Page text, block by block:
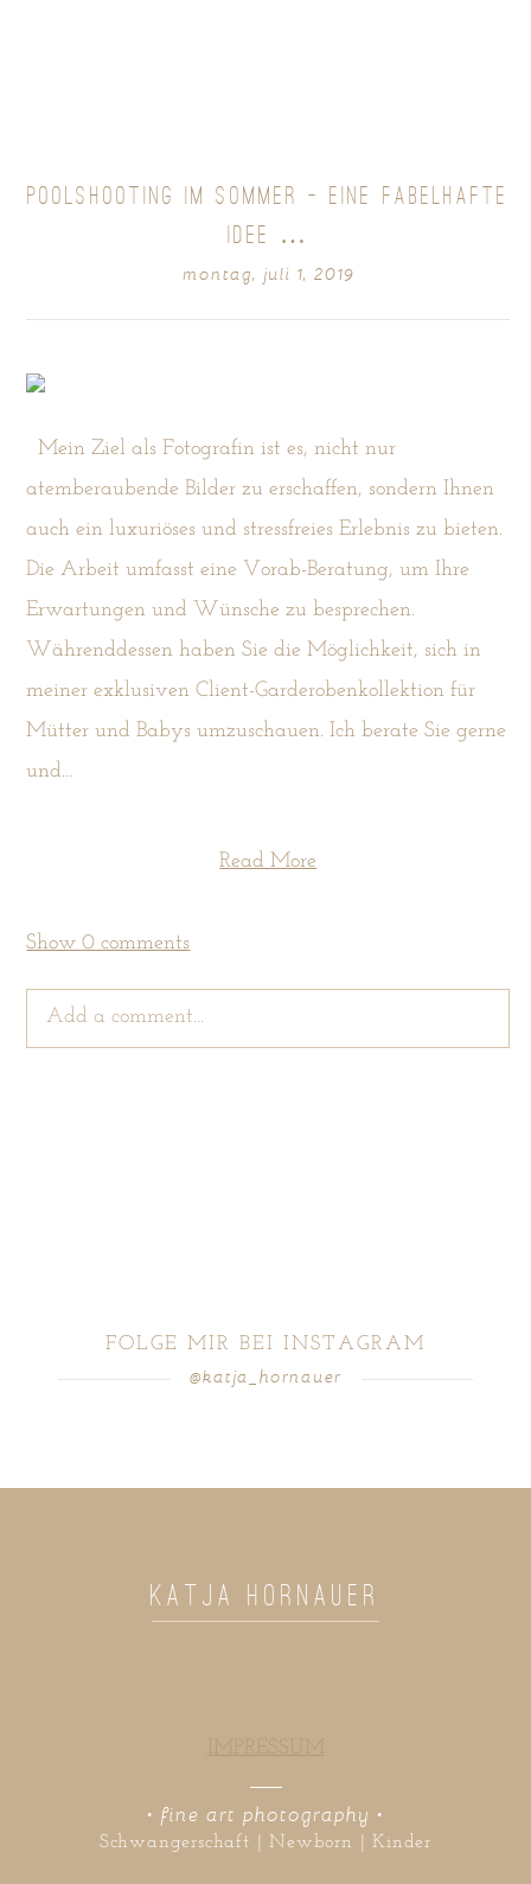
POOLSHOOTING IM SOMMER – EINE FABELHAFTE
IDEE …
montag, juli 1, 2019
Mein Ziel als Fotografin ist es, nicht nur
atemberaubende Bilder zu erschaffen, sondern Ihnen
auch ein luxuriöses und stressfreies Erlebnis zu bieten.
Die Arbeit umfasst eine Vorab-Beratung, um Ihre
Erwartungen und Wünsche zu besprechen.
Währenddessen haben Sie die Möglichkeit, sich in
meiner exklusiven Client-Garderobenkollektion für
Mütter und Babys umzuschauen. Ich berate Sie gerne
und...
Read More
Show0 comments
Add a comment...
FOLGE MIR BEI INSTAGRAM
@katja_hornauer
KATJA HORNAUER
IMPRESSUM
Schwangerschaft | Newborn | Kinder
• fine art photography •